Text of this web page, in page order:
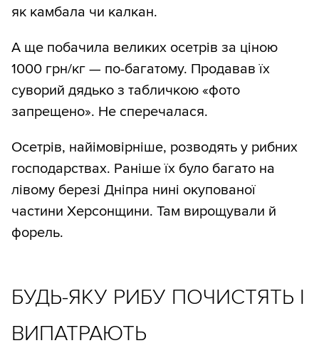
як камбала чи калкан.
А ще побачила великих осетрів за ціною
1000 грн/кг — по-багатому. Продавав їх
суворий дядько з табличкою «фото
запрещено». Не сперечалася.
Осетрів, найімовірніше, розводять у рибних
господарствах. Раніше їх було багато на
лівому березі Дніпра нині окупованої
частини Херсонщини. Там вирощували й
форель.
БУДЬ-ЯКУ РИБУ ПОЧИСТЯТЬ І
ВИПАТРАЮТЬ